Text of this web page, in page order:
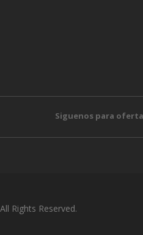
Siguenos para
Rights Reserved.